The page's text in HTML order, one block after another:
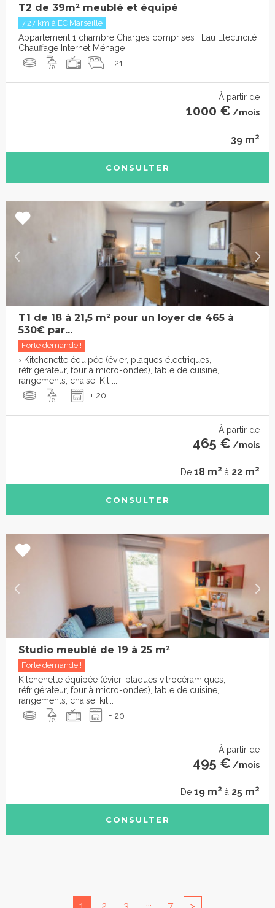
T2 de 39m² meublé et équipé
7.27 km à EC Marseille
Appartement 1 chambre Charges comprises : Eau Electricité
Chauffage Internet Ménage
+ 21
À partir de
1000 € /mois
39 m2
CONSULTER
T1 de 18 à 21,5 m² pour un loyer de 465 à
530€ par...
Forte demande !
› Kitchenette équipée (évier, plaques électriques,
réfrigérateur, four à micro-ondes), table de cuisine,
rangements, chaise. Kit ...
+ 20
À partir de
465 € /mois
De 18 m2 à 22 m2
CONSULTER
Studio meublé de 19 à 25 m²
Forte demande !
Kitchenette équipée (évier, plaques vitrocéramiques,
réfrigérateur, four à micro-ondes), table de cuisine,
rangements, chaise, kit...
+ 20
À partir de
495 € /mois
De 19 m2 à 25 m2
CONSULTER
...